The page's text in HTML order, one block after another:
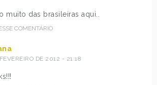
muito das brasileiras aqui..
COMENTÁRIO
DE 2012 - 21:18